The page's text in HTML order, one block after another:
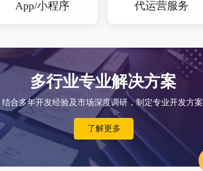
App/小程序 代运营服务
多行业专业解决方案
结合多年开发经验及市场深度调研，制定专业开发方案
了解更多